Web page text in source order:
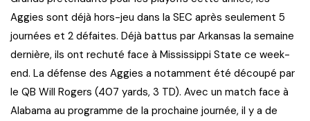
Aggies sont déjà hors-jeu dans la SEC après seulement 5
journées et 2 défaites. Déjà battus par Arkansas la semaine
dernière, ils ont rechuté face à Mississippi State ce week-
end. La défense des Aggies a notamment été découpé par
le QB Will Rogers (407 yards, 3 TD). Avec un match face à
Alabama au programme de la prochaine journée, il y a de